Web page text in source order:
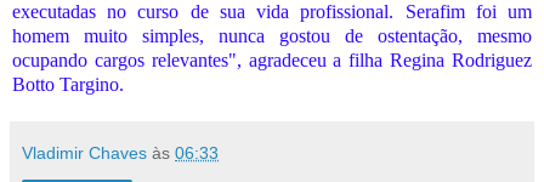
executadas no curso de sua vida profissional. Serafim foi um
homem muito simples, nunca gostou de ostentação, mesmo
ocupando cargos relevantes", agradeceu a filha Regina Rodriguez
Botto Targino.
Vladimir Chaves às 06:33